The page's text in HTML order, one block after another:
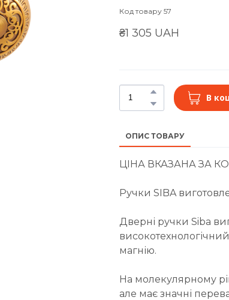
Код товару 57
₴1 305 UAH
В
ОПИС ТОВАРУ
ЦІНА ВКАЗАНА ЗА
Ручки SIBA
Дверні ручки Siba
магнію.
На молекулярному
але має значні